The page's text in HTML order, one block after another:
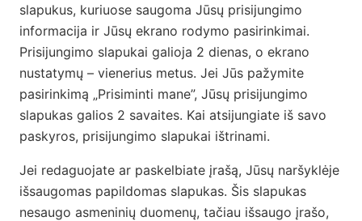
slapukus, kuriuose saugoma Jūsų prisijungimo
informacija ir Jūsų ekrano rodymo pasirinkimai.
Prisijungimo slapukai galioja 2 dienas, o ekrano
nustatymų – vienerius metus. Jei Jūs pažymite
pasirinkimą „Prisiminti mane”, Jūsų prisijungimo
slapukas galios 2 savaites. Kai atsijungiate iš savo
paskyros, prisijungimo slapukai ištrinami.
Jei redaguojate ar paskelbiate įrašą, Jūsų naršyklėje
išsaugomas papildomas slapukas. Šis slapukas
nesaugo asmeninių duomenų, tačiau išsaugo įrašo,